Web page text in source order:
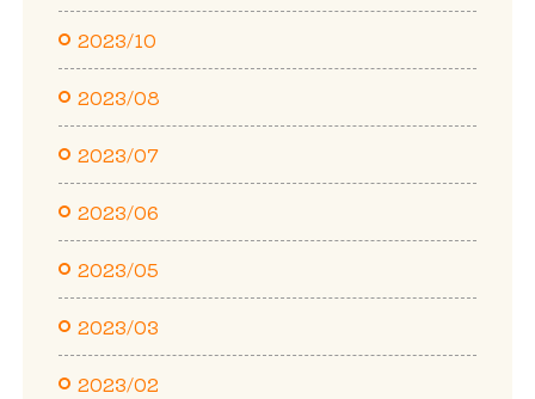
2023/10
2023/08
2023/07
2023/06
2023/05
2023/03
2023/02